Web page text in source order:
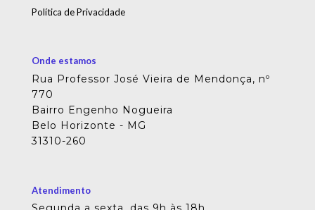
Política de Privacidade
Onde estamos
Rua Professor José Vieira de Mendonça, nº
770
Bairro Engenho Nogueira
Belo Horizonte - MG
31310-260
Atendimento